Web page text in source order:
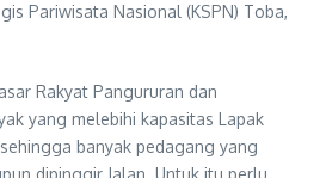
Pariwisata Nasional (KSPN) Toba,
Rakyat Pangururan dan
yang melebihi kapasitas Lapak
banyak pedagang yang